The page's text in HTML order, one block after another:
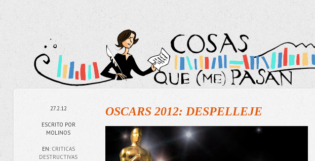
27.2.12
ESCRITO POR
MOLINOS
EN: CRITICAS
DESTRUCTIVAS
OSCARS 2012: DESPELLEJE